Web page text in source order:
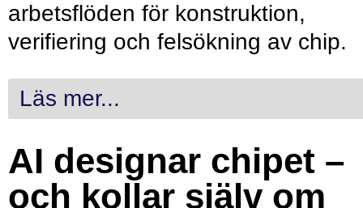
arbetsflöden för konstruktion,
verifiering och felsökning av chip.
Läs mer...
AI designar chipet –
och kollar själv om